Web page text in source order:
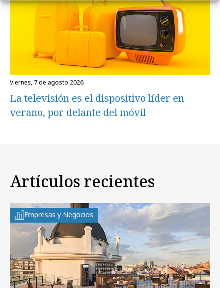
viernes, 7 de agosto 2026
La televisión es el dispositivo líder en
verano, por delante del móvil
Artículos recientes
Empresas y Negocios